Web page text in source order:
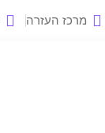
מרכז העזרה